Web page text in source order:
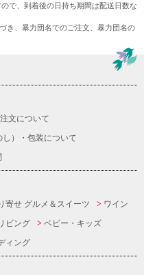
で、到着後の日持ち期間は配送日数な
き、暴力団名でのご注文、暴力団名の
注文について
し）・包装について
寄せ グルメ＆スイーツ
ワイン
リビング
ベビー・キッズ
ィング